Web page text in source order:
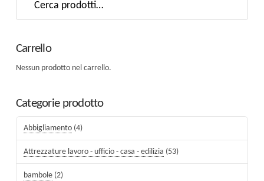
Carrello
Nessun prodotto nel carrello.
Categorie prodotto
Abbigliamento (4)
Attrezzature lavoro - ufficio - casa - edilizia (53)
bambole (2)